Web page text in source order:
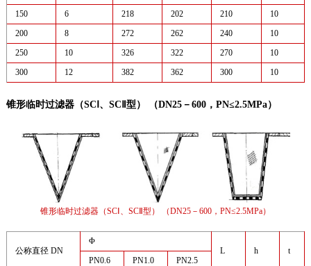
150
6 218 202 210
10
200
8 272 262 240
10
250
10 326 322 270
10
300
12 382 362 300 10
锥形临时过滤器（SCⅠ、SCⅡ型） （DN25－600，PN≤2.5MPa）
锥形临时过滤器（SCⅠ、SCⅡ型） （DN25－600，PN≤2.5MPa）
公称直径 DN
Φ
L
h
t
PN0.6
PN1.0
PN2.5